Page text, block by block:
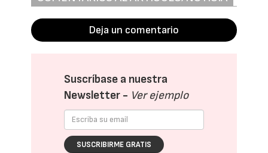
Deja un comentario
Suscríbase a nuestra
Newsletter - Ver ejemplo
SUSCRIBIRME GRATIS